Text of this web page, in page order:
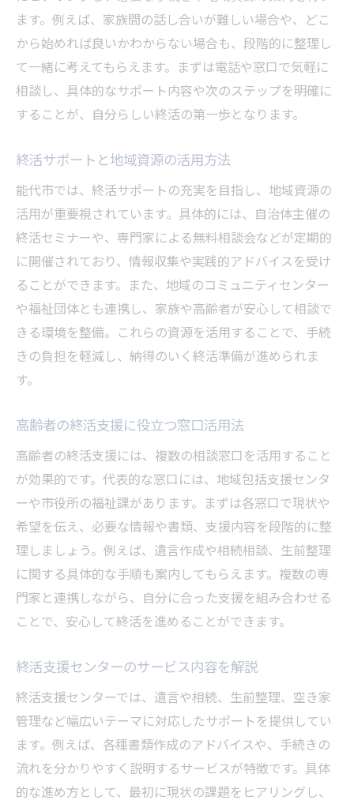
ます。例えば、家族間の話し合いが難しい場合や、どこ
から始めれば良いかわからない場合も、段階的に整理し
て一緒に考えてもらえます。まずは電話や窓口で気軽に
相談し、具体的なサポート内容や次のステップを明確に
することが、自分らしい終活の第一歩となります。
終活サポートと地域資源の活用方法
能代市では、終活サポートの充実を目指し、地域資源の
活用が重要視されています。具体的には、自治体主催の
終活セミナーや、専門家による無料相談会などが定期的
に開催されており、情報収集や実践的アドバイスを受け
ることができます。また、地域のコミュニティセンター
や福祉団体とも連携し、家族や高齢者が安心して相談で
きる環境を整備。これらの資源を活用することで、手続
きの負担を軽減し、納得のいく終活準備が進められま
す。
高齢者の終活支援に役立つ窓口活用法
高齢者の終活支援には、複数の相談窓口を活用すること
が効果的です。代表的な窓口には、地域包括支援センタ
ーや市役所の福祉課があります。まずは各窓口で現状や
希望を伝え、必要な情報や書類、支援内容を段階的に整
理しましょう。例えば、遺言作成や相続相談、生前整理
に関する具体的な手順も案内してもらえます。複数の専
門家と連携しながら、自分に合った支援を組み合わせる
ことで、安心して終活を進めることができます。
終活支援センターのサービス内容を解説
終活支援センターでは、遺言や相続、生前整理、空き家
管理など幅広いテーマに対応したサポートを提供してい
ます。例えば、各種書類作成のアドバイスや、手続きの
流れを分かりやすく説明するサービスが特徴です。具体
的な進め方として、最初に現状の課題をヒアリングし、